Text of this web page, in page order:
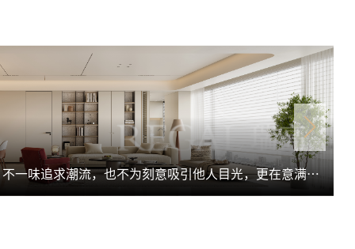
“静奢”的生活方式更是一种生活态度: 不一味追求潮流，也不为刻意吸引他人目光，更在意满足内在自我感受的愉悦舒适，是一种由内而外的自信底气。